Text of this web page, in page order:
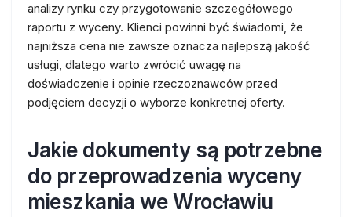
analizy rynku czy przygotowanie szczegółowego
raportu z wyceny. Klienci powinni być świadomi, że
najniższa cena nie zawsze oznacza najlepszą jakość
usługi, dlatego warto zwrócić uwagę na
doświadczenie i opinie rzeczoznawców przed
podjęciem decyzji o wyborze konkretnej oferty.
Jakie dokumenty są potrzebne
do przeprowadzenia wyceny
mieszkania we Wrocławiu